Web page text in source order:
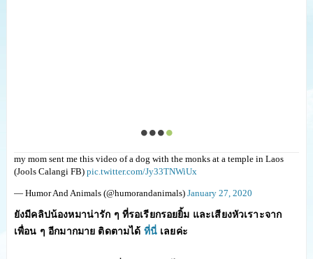
my mom sent me this video of a dog with the monks at a temple in Laos
(Jools Calangi FB) pic.twitter.com/Jy33TNWiUx
— Humor And Animals (@humorandanimals) January 27, 2020
ยังมีคลิปน้องหมาน่ารัก ๆ ที่รอเรียกรอยยิ้ม และเสียงหัวเราะจาก
เพื่อน ๆ อีกมากมาย ติดตามได้ ที่นี่เลยค่ะ